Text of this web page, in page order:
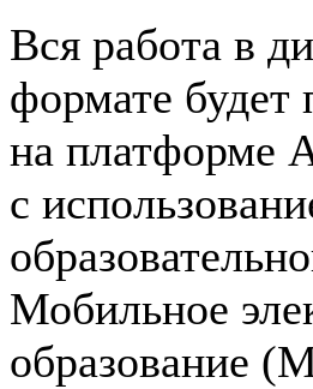
Вся работа в
формате будет
на
с
Мобильное
образование